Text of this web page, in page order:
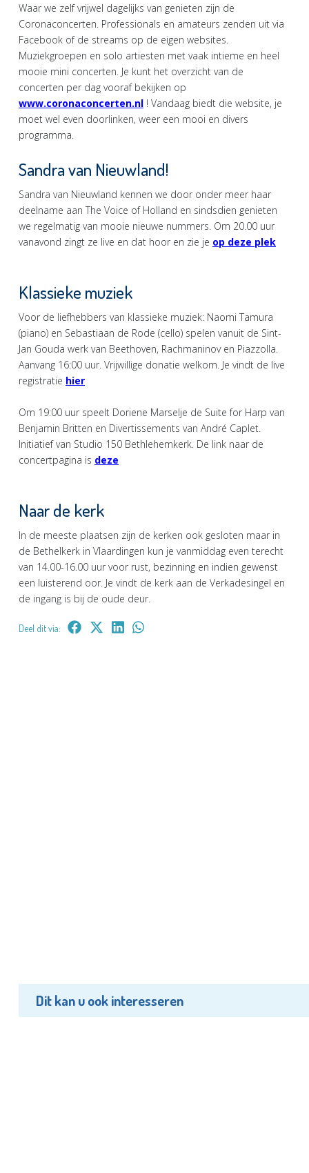
Waar we zelf vrijwel dagelijks van genieten zijn de
Coronaconcerten. Professionals en amateurs zenden uit via
Facebook of de streams op de eigen websites.
Muziekgroepen en solo artiesten met vaak intieme en heel
mooie mini concerten. Je kunt het overzicht van de
concerten per dag vooraf bekijken op
www.coronaconcerten.nl ! Vandaag biedt die website, je
moet wel even doorlinken, weer een mooi en divers
programma.
Sandra van Nieuwland!
Sandra van Nieuwland kennen we door onder meer haar
deelname aan The Voice of Holland en sindsdien genieten
we regelmatig van mooie nieuwe nummers. Om 20.00 uur
vanavond zingt ze live en dat hoor en zie je op deze plek
Klassieke muziek
Voor de liefhebbers van klassieke muziek: Naomi Tamura
(piano) en Sebastiaan de Rode (cello) spelen vanuit de Sint-
Jan Gouda werk van Beethoven, Rachmaninov en Piazzolla.
Aanvang 16:00 uur. Vrijwillige donatie welkom. Je vindt de live
registratie hier
Om 19:00 uur speelt Doriene Marselje de Suite for Harp van
Benjamin Britten en Divertissements van André Caplet.
Initiatief van Studio 150 Bethlehemkerk. De link naar de
concertpagina is deze
Naar de kerk
In de meeste plaatsen zijn de kerken ook gesloten maar in
de Bethelkerk in Vlaardingen kun je vanmiddag even terecht
van 14.00-16.00 uur voor rust, bezinning en indien gewenst
een luisterend oor. Je vindt de kerk aan de Verkadesingel en
de ingang is bij de oude deur.
Deel dit via:
Dit kan u ook interesseren